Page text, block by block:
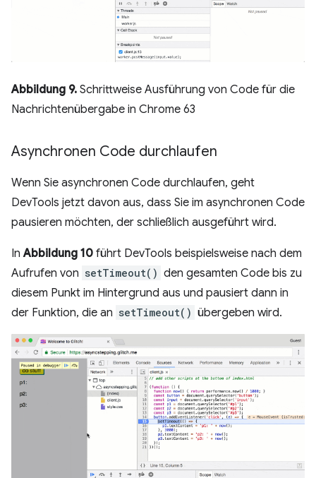
Abbildung 9. Schrittweise Ausführung von Code für die
Nachrichtenübergabe in Chrome 63
Asynchronen Code durchlaufen
Wenn Sie asynchronen Code durchlaufen, geht
DevTools jetzt davon aus, dass Sie im asynchronen Code
pausieren möchten, der schließlich ausgeführt wird.
InAbbildung 10 führt DevTools beispielsweise nach dem
Aufrufen von setTimeout() den gesamten Code bis zu
diesem Punkt im Hintergrund aus und pausiert dann in
der Funktion, die an setTimeout() übergeben wird.